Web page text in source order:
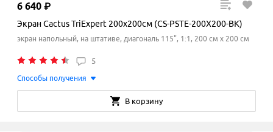
6 640 ₽
Экран Cactus TriExpert 200x200см (CS-PSTE-200Х200-BK)
экран напольный, на штативе, диагональ 115", 1:1, 200 см x 200 см
5
Способы получения
В корзину